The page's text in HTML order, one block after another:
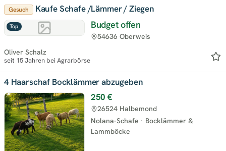
Top
Gesuch Kaufe Schafe /Lämmer / Ziegen
Budget offen
54636 Oberweis
Oliver Schalz
seit 15 Jahren bei Agrarbörse
4 Haarschaf Bocklämmer abzugeben
250 €
Nolana-Schafe · Bocklämmer &
Lammböcke
26524 Halbemond